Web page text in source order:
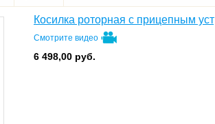
Косилка роторная с прицепным
Смотрите видео
6 498,00 руб.